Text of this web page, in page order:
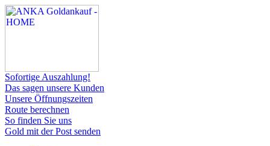
Sofortige Auszahlung!
Das sagen unsere Kunden
Unsere Öffnungszeiten
Route berechnen
So finden Sie uns
Gold mit der Post senden